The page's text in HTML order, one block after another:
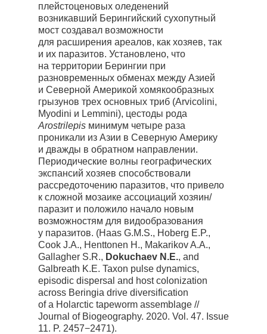
плейстоценовых оледенений
возникавший Берингийский сухопутный
мост создавал возможности
для расширения ареалов, как хозяев, так
и их паразитов. Установлено, что
на территории Берингии при
разновременных обменах между Азией
и Северной Америкой хомякообразных
грызунов трех основных триб (Arvicolini,
Myodini и Lemmini), цестоды рода
Arostrilepis минимум четыре раза
проникали из Азии в Северную Америку
и дважды в обратном направлении.
Периодические волны географических
экспансий хозяев способствовали
рассредоточению паразитов, что привело
к сложной мозаике ассоциаций хозяин/
паразит и положило начало новым
возможностям для видообразования
у паразитов. (Haas G.M.S., Hoberg E.P.,
Cook J.A., Henttonen H., Makarikov A.A.,
Gallagher S.R., Dokuchaev N.E., and
Galbreath K.E. Taxon pulse dynamics,
episodic dispersal and host colonization
across Beringia drive diversification
of a Holarctic tapeworm assemblage //
Journal of Biogeography. 2020. Vol. 47. Issue
11. P. 2457−2471).